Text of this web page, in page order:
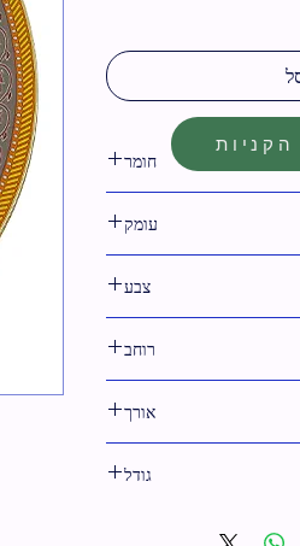
חומר
עומק
צבע
רוחב
אורך
גודל
הקניות